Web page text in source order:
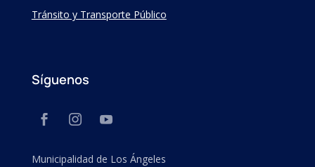
Tránsito y Transporte Público
Síguenos
Municipalidad de Los Ángeles